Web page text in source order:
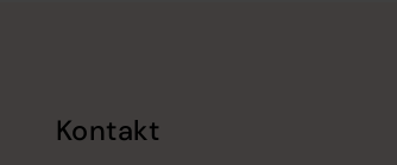
Kontakt